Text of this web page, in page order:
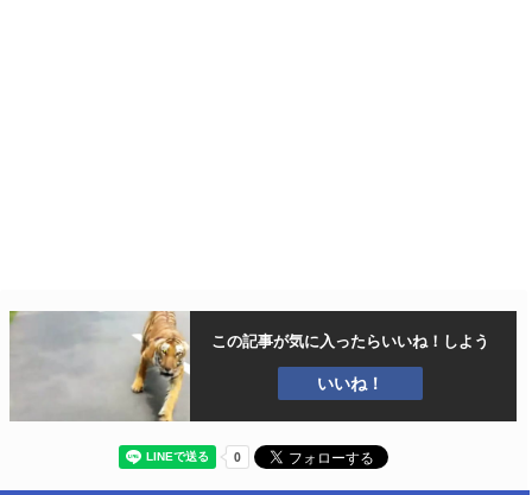
この記事が気に入ったらいいね！しよう
いいね！